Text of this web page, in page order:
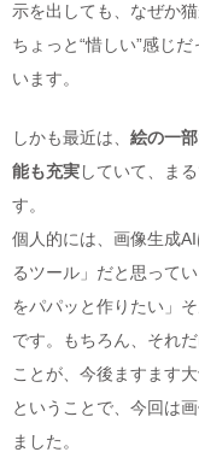
示を出しても、なぜか
ちょっと“惜しい”感じ
います。
しかも最近は、 絵の一
能も充実していて、ま
す。
個人的には、画像生成
るツール」だと思って
をパパッと作りたい」
です。もちろん、それ
ことが、今後ますます
ということで、今回は
ました。